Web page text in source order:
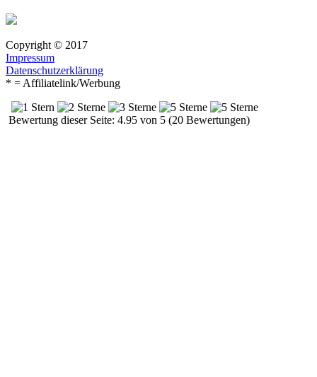
Copyright © 2017
Impressum
Datenschutzerklärung
* = Affiliatelink/Werbung
Bewertung dieser Seite: 4.95 von 5 (20 Bewertungen)